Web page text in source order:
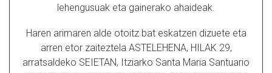
lehengusuak eta gainerako ahaideak.
Haren arimaren alde otoitz bat eskatzen dizuete eta
arren etor zaiteztela ASTELEHENA, HILAK 29,
arratsaldeko SEIETAN, Itziarko Santa Maria Santuario